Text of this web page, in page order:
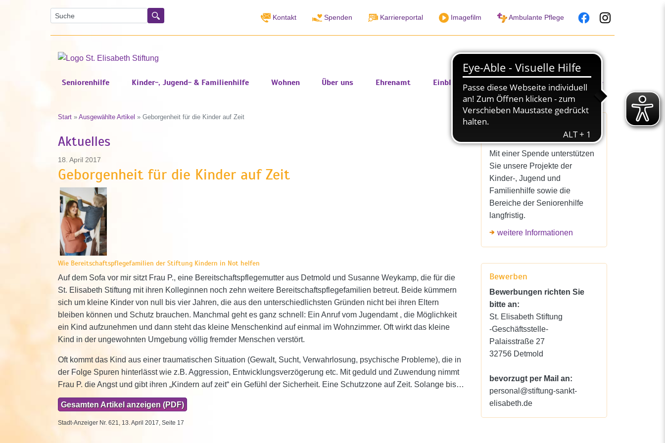
Suche Suchen Kontakt Spenden Karriereportal Imagefilm Ambulante Pflege
Seniorenhilfe Kinder-, Jugend- & Familienhilfe Wohnen Über uns Ehrenamt Einblicke in unsere Arbeit Jobs & Karriere
Start » Ausgewählte Artikel » Geborgenheit für die Kinder auf Zeit
Aktuelles
18. April 2017
Geborgenheit für die Kinder auf Zeit
Wie Bereitschaftspflegefamilien der Stiftung Kindern in Not helfen
Auf dem Sofa vor mir sitzt Frau P., eine Bereitschaftspflegemutter aus Detmold und Susanne Weykamp, die für die
St. Elisabeth Stiftung mit ihren Kolleginnen noch zehn weitere Bereitschaftspflegefamilien betreut. Beide kümmern
sich um kleine Kinder von null bis vier Jahren, die aus den unterschiedlichsten Gründen nicht bei ihren Eltern
bleiben können und Schutz brauchen. Manchmal geht es ganz schnell: Ein Anruf vom Jugendamt , die Möglichkeit
ein Kind aufzunehmen und dann steht das kleine Menschenkind auf einmal im Wohnzimmer. Oft wirkt das kleine
Kind in der ungewohnten Umgebung völlig fremder Menschen verstört.
Oft kommt das Kind aus einer traumatischen Situation (Gewalt, Sucht, Verwahrlosung, psychische Probleme), die in
der Folge Spuren hinterlässt wie z.B. Aggression, Entwicklungsverzögerung etc. Mit geduld und Zuwendung nimmt
Frau P. die Angst und gibt ihren „Kindern auf zeit“ ein Gefühl der Sicherheit. Eine Schutzzone auf Zeit. Solange bis…
Gesamten Artikel anzeigen (PDF)
Stadt-Anzeiger Nr. 621, 13. April 2017, Seite 17
Mit einer Spende unterstützen
Sie unsere Projekte der
Kinder-, Jugend und
Familienhilfe sowie die
Bereiche der Seniorenhilfe
langfristig.
weitere Informationen
Bewerben
Bewerbungen richten Sie
bitte an:
St. Elisabeth Stiftung
-Geschäftsstelle-
Palaisstraße 27
32756 Detmold
bevorzugt per Mail an:
personal@stiftung-sankt-
elisabeth.de